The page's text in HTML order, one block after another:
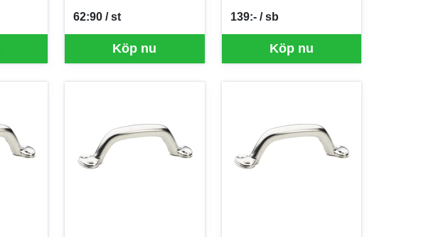
Köp nu
62:90 / st
SEK per ST
Köp nu
139:- / sb
SEK per SB